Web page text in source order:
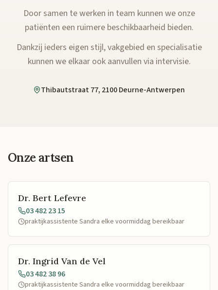
Door samen te werken in team kunnen we onze
patiënten een ruimere beschikbaarheid bieden.
Dankzij ieders eigen stijl, vakgebied en specialisatie
kunnen we elkaar ook aanvullen via intervisie.
Thibautstraat 77, 2100 Deurne-Antwerpen
Onze artsen
Dr. Bert Lefevre
03 482 23 15
praktijkassistente Sandra elke voormiddag bereikbaar
Dr. Ingrid Van de Vel
03 482 38 96
praktijkassistente Sandra elke voormiddag bereikbaar